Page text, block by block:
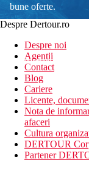
bune oferte.
newsletter!
Despre Dertour.ro
Despre noi
Agentii
Contact
Blog
Cariere
Licente,
Nota de
afaceri
Cultura
DERTOUR
Partener